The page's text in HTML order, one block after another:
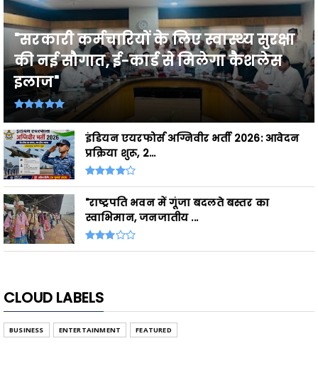
"सरकारी कर्मचारियों के लिए स्वास्थ्य सुरक्षा
की नई सौगात, ई-कार्ड से मिलेगा कैशलेस
इलाज"
इंडियन एयरफोर्स अग्निवीर भर्ती 2026: आवेदन
प्रक्रिया शुरू, 2...
"राष्ट्रपति भवन में गूंजा बदलते बस्तर का
स्वाभिमान, जनजातीय ...
CLOUD LABELS
BUSINESS ENTERTAINMENT FEATURED